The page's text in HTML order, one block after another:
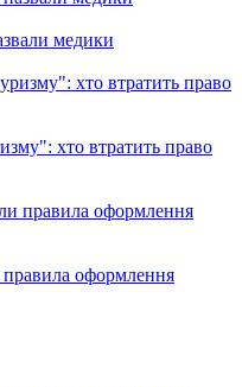
медики
хто втратить право
оформлення